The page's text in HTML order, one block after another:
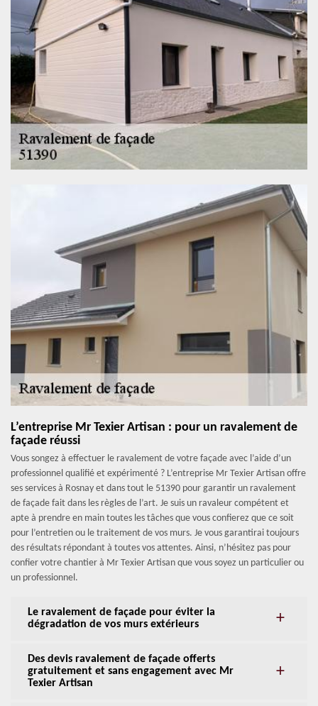
L’entreprise Mr Texier Artisan : pour un ravalement de
façade réussi
Vous songez à effectuer le ravalement de votre façade avec l’aide d’un
professionnel qualifié et expérimenté ? L’entreprise Mr Texier Artisan offre
ses services à Rosnay et dans tout le 51390 pour garantir un ravalement
de façade fait dans les règles de l’art. Je suis un ravaleur compétent et
apte à prendre en main toutes les tâches que vous confierez que ce soit
pour l’entretien ou le traitement de vos murs. Je vous garantirai toujours
des résultats répondant à toutes vos attentes. Ainsi, n’hésitez pas pour
confier votre chantier à Mr Texier Artisan que vous soyez un particulier ou
un professionnel.
Le ravalement de façade pour éviter la
dégradation de vos murs extérieurs
Des devis ravalement de façade offerts
gratuitement et sans engagement avec Mr
Texier Artisan